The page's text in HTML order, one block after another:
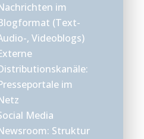
im
(Text-
, Videoblogs)
im
Media
Struktur